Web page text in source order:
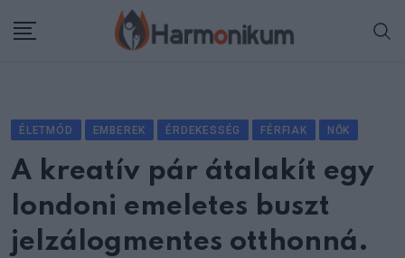
ÉLETMÓD EMBEREK ÉRDEKESSÉG FÉRFIAK NŐK
A kreatív pár átalakít egy
londoni emeletes buszt
jelzálogmentes otthonná.